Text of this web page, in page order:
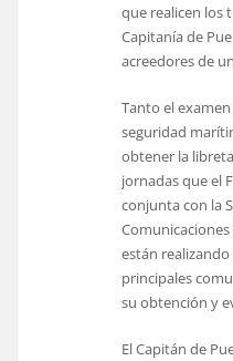
que realicen los
Capitanía de
acreedores de
Tanto el
seguridad
obtener la
jornadas que el
conjunta con la
Comunicaciones
están
principales
su obtención y
El Capitán de